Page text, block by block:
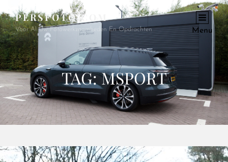
PERSFOTO.COM
Voor Al Uw Fotowerkzaamheden En Opdrachten Menu
TAG:MSPORT